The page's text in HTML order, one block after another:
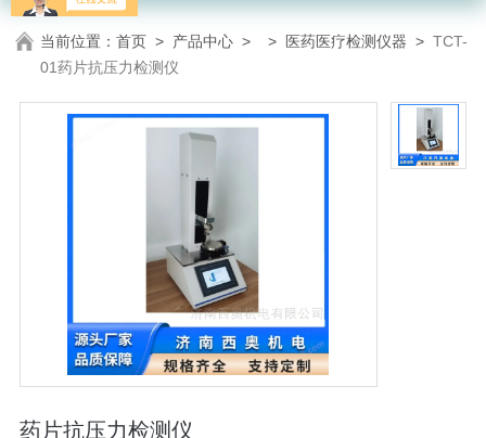
当前位置：首页 > 产品中心 > > 医药医疗检测仪器 >TCT-
01药片抗压力检测仪
药片抗压力检测仪